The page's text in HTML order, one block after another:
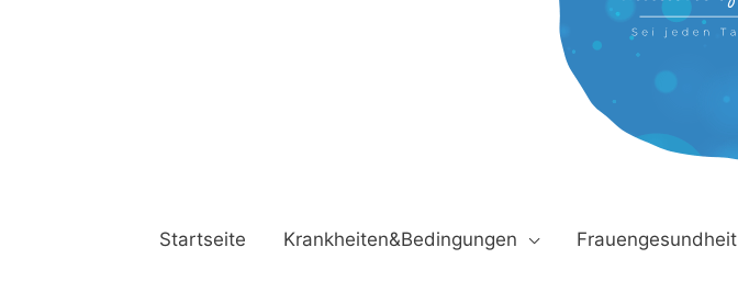
Startseite Krankheiten&Bedingungen Frauengesundheit